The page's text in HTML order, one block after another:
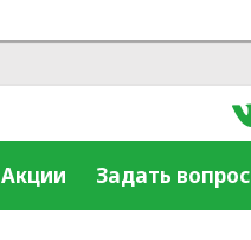
Акции Задать вопрос